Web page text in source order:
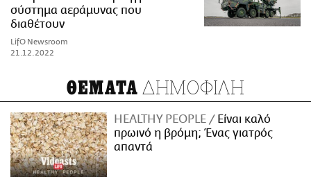
σύστημα αεράμυνας που
διαθέτουν
LifO Newsroom
21.12.2022
ΘΕΜΑΤΑ ΔΗΜΟΦΙΛΗ
HEALTHY PEOPLE
Είναι καλό
πρωινό η βρόμη; Ένας γιατρός
απαντά